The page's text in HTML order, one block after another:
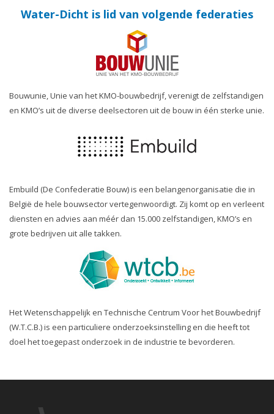
Water-Dicht is lid van volgende federaties
Bouwunie, Unie van het KMO-bouwbedrijf, verenigt de zelfstandigen
en KMO’s uit de diverse deelsectoren uit de bouw in één sterke unie.
Embuild (De Confederatie Bouw) is een belangenorganisatie die in
België de hele bouwsector vertegenwoordigt. Zij komt op en verleent
diensten en advies aan méér dan 15.000 zelfstandigen, KMO’s en
grote bedrijven uit alle takken.
Het Wetenschappelijk en Technische Centrum Voor het Bouwbedrijf
(W.T.C.B.) is een particuliere onderzoeksinstelling en die heeft tot
doel het toegepast onderzoek in de industrie te bevorderen.